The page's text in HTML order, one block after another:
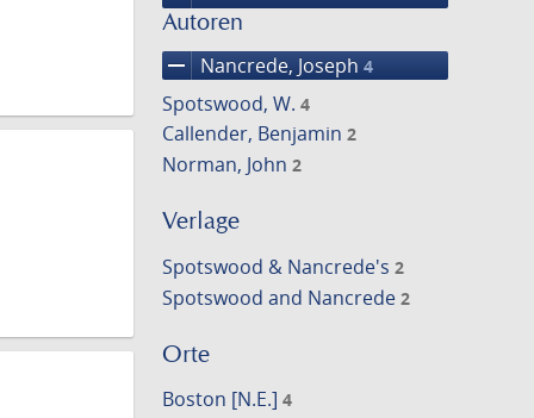
Autoren
remove Nancrede, Joseph 4
Spotswood, W. 4
Callender, Benjamin 2
Norman, John 2
Verlage
Spotswood & Nancrede's 2
Spotswood and Nancrede 2
Orte
Boston [N.E.] 4